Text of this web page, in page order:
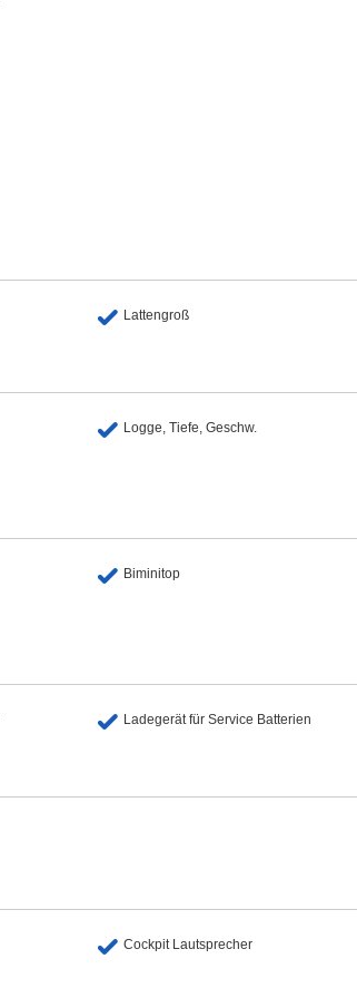
Lattengroß
Logge, Tiefe, Geschw.
Biminitop
Ladegerät für Service Batterien
Cockpit Lautsprecher